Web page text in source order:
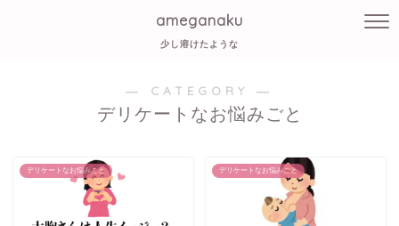
ameganaku
少し溶けたような
― CATEGORY ―
デリケートなお悩みごと
デリケートなお悩みごと デリケートなお悩みごと